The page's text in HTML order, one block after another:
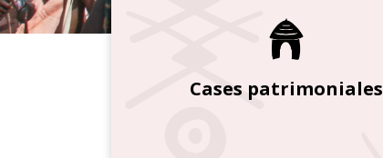
Cases patrimoniales